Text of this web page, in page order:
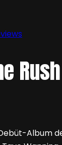
Album